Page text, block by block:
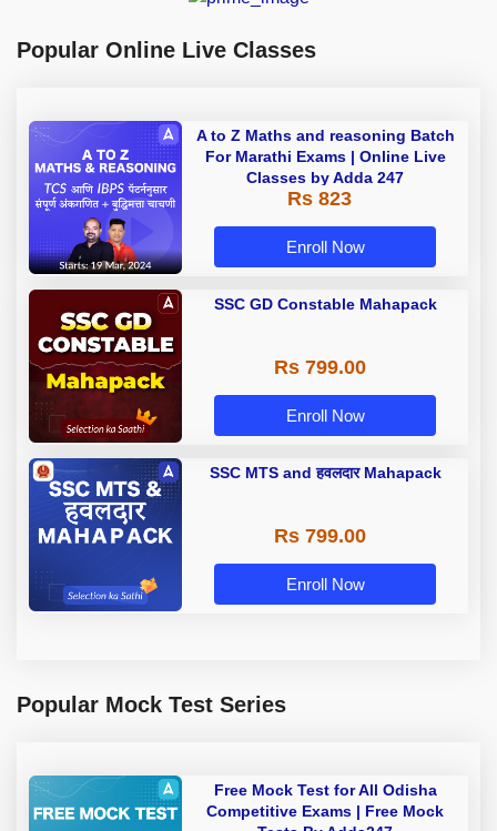
Popular Online Live Classes
A to Z Maths and reasoning Batch
For Marathi Exams | Online Live
Classes by Adda 247
Rs 823
Enroll Now
SSC GD Constable Mahapack
Rs 799.00
Enroll Now
SSC MTS and हवलदार Mahapack
Rs 799.00
Enroll Now
Popular Mock Test Series
Free Mock Test for All Odisha
Competitive Exams | Free Mock